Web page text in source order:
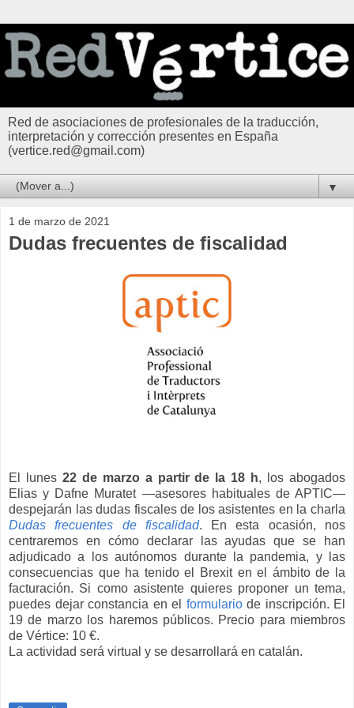
Red de asociaciones de profesionales de la traducción,
interpretación y corrección presentes en España
(vertice.red@gmail.com)
▼
1 de marzo de 2021
Dudas frecuentes de fiscalidad
El lunes 22 de marzo a partir de la 18 h, los abogados
Elias y Dafne Muratet —asesores habituales de APTIC—
despejarán las dudas fiscales de los asistentes en la charla
Dudas frecuentes de fiscalidad. En esta ocasión, nos
centraremos en cómo declarar las ayudas que se han
adjudicado a los autónomos durante la pandemia, y las
consecuencias que ha tenido el Brexit en el ámbito de la
facturación. Si como asistente quieres proponer un tema,
puedes dejar constancia en el formulariode inscripción. El
19 de marzo los haremos públicos. Precio para miembros
de Vértice: 10 €.
La actividad será virtual y se desarrollará en catalán.